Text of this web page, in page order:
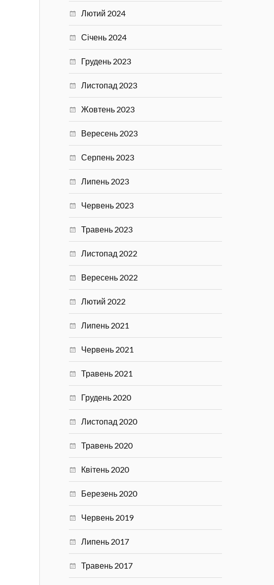
Лютий 2024
Січень 2024
Грудень 2023
Листопад 2023
Жовтень 2023
Вересень 2023
Серпень 2023
Липень 2023
Червень 2023
Травень 2023
Листопад 2022
Вересень 2022
Лютий 2022
Липень 2021
Червень 2021
Травень 2021
Грудень 2020
Листопад 2020
Травень 2020
Квітень 2020
Березень 2020
Червень 2019
Липень 2017
Травень 2017